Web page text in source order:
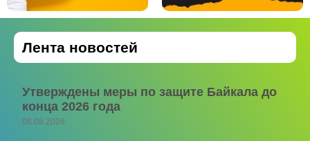
Лента новостей
Утверждены меры по защите Байкала до
конца 2026 года
06.08.2026